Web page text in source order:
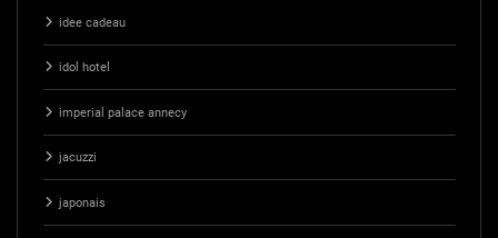
idee cadeau
idol hotel
imperial palace annecy
jacuzzi
japonais